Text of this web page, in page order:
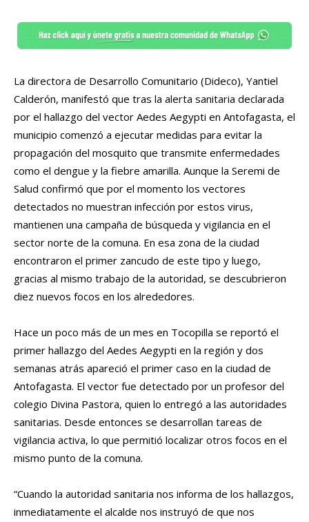
La directora de Desarrollo Comunitario (Dideco), Yantiel
Calderón, manifestó que tras la alerta sanitaria declarada
por el hallazgo del vector Aedes Aegypti en Antofagasta, el
municipio comenzó a ejecutar medidas para evitar la
propagación del mosquito que transmite enfermedades
como el dengue y la fiebre amarilla. Aunque la Seremi de
Salud confirmó que por el momento los vectores
detectados no muestran infección por estos virus,
mantienen una campaña de búsqueda y vigilancia en el
sector norte de la comuna. En esa zona de la ciudad
encontraron el primer zancudo de este tipo y luego,
gracias al mismo trabajo de la autoridad, se descubrieron
diez nuevos focos en los alrededores.
Hace un poco más de un mes en Tocopilla se reportó el
primer hallazgo del Aedes Aegypti en la región y dos
semanas atrás apareció el primer caso en la ciudad de
Antofagasta. El vector fue detectado por un profesor del
colegio Divina Pastora, quien lo entregó a las autoridades
sanitarias. Desde entonces se desarrollan tareas de
vigilancia activa, lo que permitió localizar otros focos en el
mismo punto de la comuna.
“Cuando la autoridad sanitaria nos informa de los hallazgos,
inmediatamente el alcalde nos instruyó de que nos